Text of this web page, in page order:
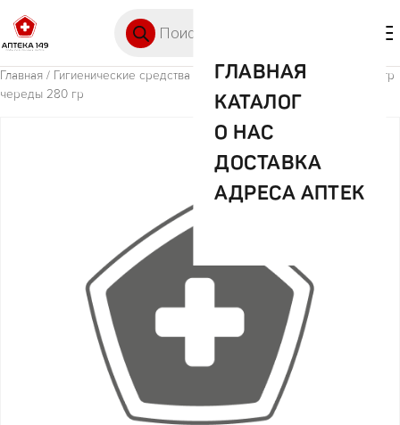
ГЛАВНАЯ
КАТАЛОГ
О НАС
ДОСТАВКА
АДРЕСА АПТЕК
Главная / Гигиенические средства / Весна дет жидк крем-мыло с экстр
череды 280 гр